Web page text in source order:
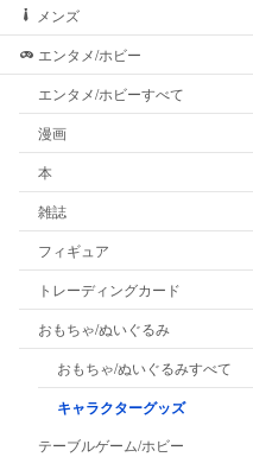
メンズ
エンタメ/ホビー
エンタメ/ホビーすべて
漫画
本
雑誌
フィギュア
トレーディングカード
おもちゃ/ぬいぐるみ
おもちゃ/ぬいぐるみすべて
キャラクターグッズ
テーブルゲーム/ホビー